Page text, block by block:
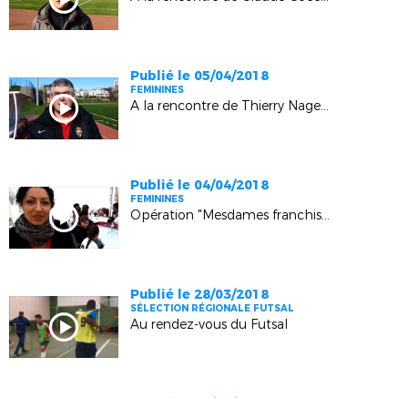
Publié le 05/04/2018
FEMININES
A la rencontre de Thierry Nagellen (vice-président Monaco Féminines)
Publié le 04/04/2018
FEMININES
Opération "Mesdames franchissez les barrières !" (La Crau)
Publié le 28/03/2018
SÉLECTION RÉGIONALE FUTSAL
Au rendez-vous du Futsal